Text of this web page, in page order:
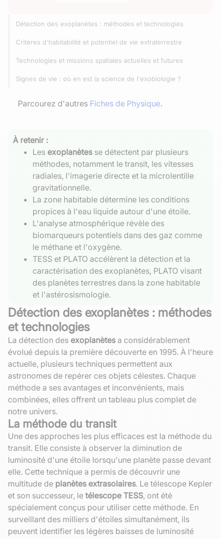
Détection des exoplanètes : méthodes et technologies
Critères d'habitabilité et potentiel de vie extraterrestre
Technologies et missions spatiales actuelles et futures
Signes de vie : où en est la science de l'exobiologie ?
Parcourez d'autres Fiches de Physique.
À retenir :
Les exoplanètes se détectent par plusieurs
méthodes, notamment le transit, les vitesses
radiales, l'imagerie directe et la microlentille
gravitationnelle.
La zone habitable détermine les conditions
propices à l'eau liquide autour d'une étoile.
L'analyse atmosphérique révèle des
biomarqueurs potentiels dans des gaz comme
le méthane et l'oxygène.
TESS et PLATO accélèrent la détection et la
caractérisation des exoplanètes, PLATO visant
des planètes terrestres dans la zone habitable
et l'astérosismologie.
Détection des exoplanètes : méthodes
et technologies
La détection des exoplanètes a considérablement
évolué depuis la première découverte en 1995. À l'heure
actuelle, plusieurs techniques permettent aux
astronomes de repérer ces objets célestes. Chaque
méthode a ses avantages et inconvénients, mais
combinées, elles offrent un tableau plus complet de
notre univers.
La méthode du transit
Une des approches les plus efficaces est la méthode du
transit. Elle consiste à observer la diminution de
luminosité d'une étoile lorsqu'une planète passe devant
elle. Cette technique a permis de découvrir une
multitude de planètes extrasolaires. Le télescope Kepler
et son successeur, le télescope TESS, ont été
spécialement conçus pour utiliser cette méthode. En
surveillant des milliers d'étoiles simultanément, ils
peuvent identifier les légères baisses de luminosité